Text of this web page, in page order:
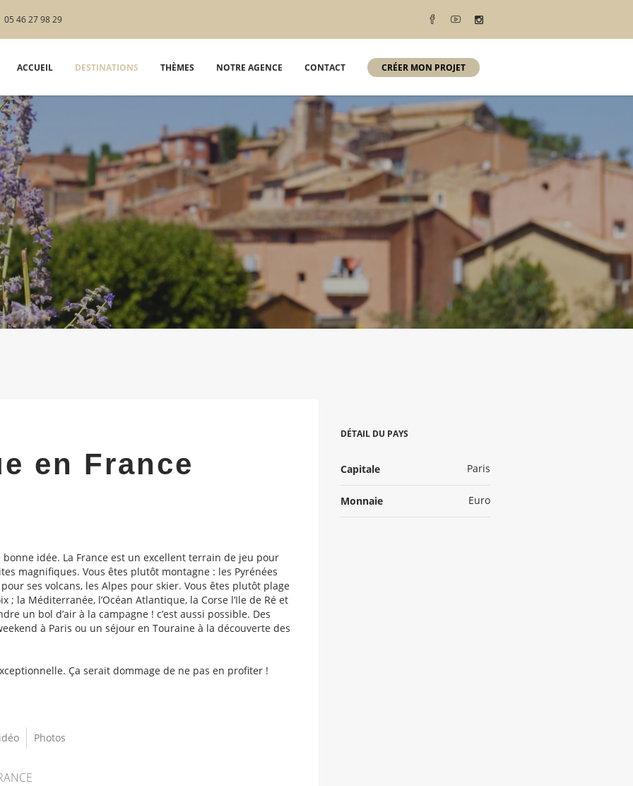
05 46 27 98 29
ACCUEIL DESTINATIONS THÈMES NOTRE AGENCE CONTACT CRÉER MON PROJET
en France
bonne idée. La France est un excellent terrain de jeu pour
magnifiques. Vous êtes plutôt montagne : les Pyrénées
ses volcans, les Alpes pour skier. Vous êtes plutôt plage
; la Méditerranée, l’Océan Atlantique, la Corse l’Ile de Ré et
un bol d’air à la campagne ! c’est aussi possible. Des
à Paris ou un séjour en Touraine à la découverte des
Ça serait dommage de ne pas en profiter !
Photos
DÉTAIL DU PAYS
Capitale Paris
Monnaie Euro